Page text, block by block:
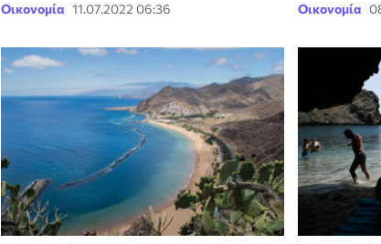
Οικονομία 11.07.2022 06:36 Οικονομία